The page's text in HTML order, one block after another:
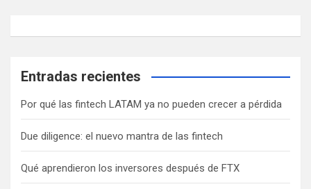
Entradas recientes
Por qué las fintech LATAM ya no pueden crecer a pérdida
Due diligence: el nuevo mantra de las fintech
Qué aprendieron los inversores después de FTX